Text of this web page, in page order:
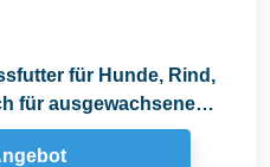
für Hunde, Rind,
für ausgewachsene